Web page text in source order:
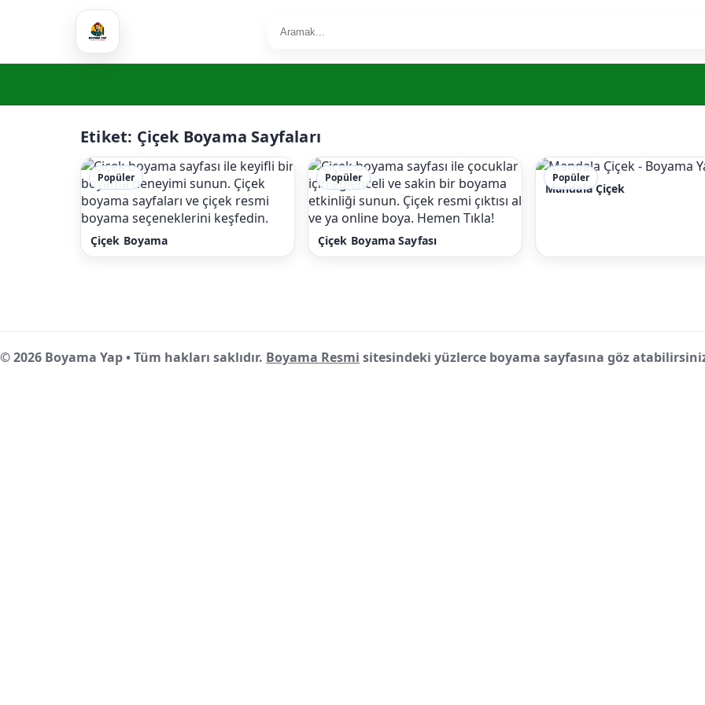
Etiket: Çiçek Boyama Sayfaları
Popüler
Çiçek Boyama
Popüler
Çiçek Boyama Sayfası
Popüler
Mandala Çiçek
© 2026 Boyama Yap • Tüm hakları saklıdır. Boyama Resmi sitesindeki yüzlerce boyama sayfasına göz